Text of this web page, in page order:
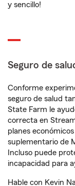
y sencillo!
Seguro de
Conforme
seguro de salud
State Farm le
correcta en
planes
suplementario de
Incluso puede
incapacidad para
Hable con Kevin